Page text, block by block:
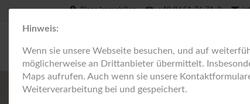
Hinweis:
Wenn sie unsere Webseite besuchen, und auf
möglicherweise an Drittanbieter übermittelt.
Maps aufrufen. Auch wenn sie unsere
Weiterverarbeitung bei und gespeichert.
Riess Immobilien +49 8651.76 71-0
Home Team Leistungen